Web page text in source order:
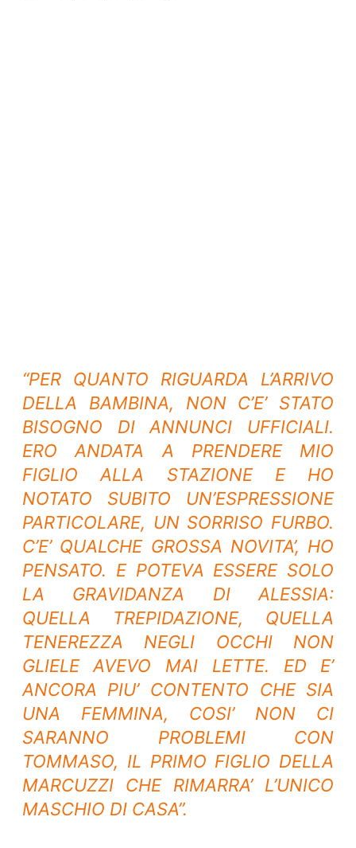
“PER QUANTO RIGUARDA L’ARRIVO
DELLA BAMBINA, NON C’E’ STATO
BISOGNO DI ANNUNCI UFFICIALI.
ERO ANDATA A PRENDERE MIO
FIGLIO ALLA STAZIONE E HO
NOTATO SUBITO UN’ESPRESSIONE
PARTICOLARE, UN SORRISO FURBO.
C’E’ QUALCHE GROSSA NOVITA’, HO
PENSATO. E POTEVA ESSERE SOLO
LA GRAVIDANZA DI ALESSIA:
QUELLA TREPIDAZIONE, QUELLA
TENEREZZA NEGLI OCCHI NON
GLIELE AVEVO MAI LETTE. ED E’
ANCORA PIU’ CONTENTO CHE SIA
UNA FEMMINA, COSI’ NON CI
SARANNO PROBLEMI CON
TOMMASO, IL PRIMO FIGLIO DELLA
MARCUZZI CHE RIMARRA’ L’UNICO
MASCHIO DI CASA”.